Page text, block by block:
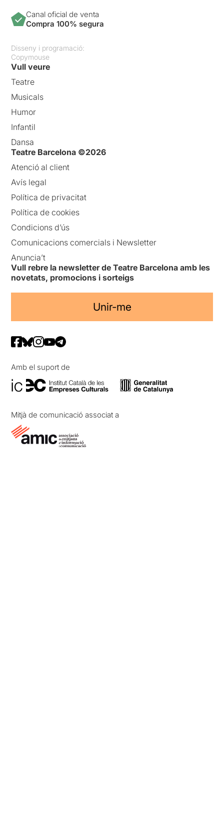
Canal oficial de venta
Compra 100% segura
Disseny i programació:
Copymouse
Vull veure
Teatre
Musicals
Humor
Infantil
Dansa
Teatre Barcelona ©2026
Atenció al client
Avís legal
Política de privacitat
Política de cookies
Condicions d’ús
Comunicacions comercials i Newsletter
Anuncia’t
Vull rebre la newsletter de Teatre Barcelona amb les
novetats, promocions i sorteigs
Unir-me
Amb el suport de
Mitjà de comunicació associat a